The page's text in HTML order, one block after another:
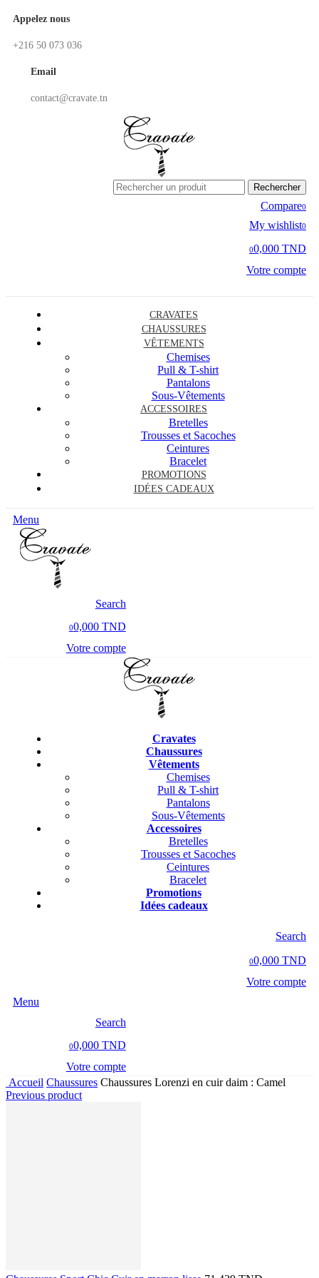
Appelez nous
+216 50 073 036
Email
contact@cravate.tn
Rechercher
Compare0
My wishlist0
00,000 TND
Votre compte
CRAVATES
CHAUSSURES
VÊTEMENTS
Chemises
Pull & T-shirt
Pantalons
Sous-Vêtements
ACCESSOIRES
Bretelles
Trousses et Sacoches
Ceintures
Bracelet
PROMOTIONS
IDÉES CADEAUX
Menu
Search
00,000 TND
Votre compte
Cravates
Chaussures
Vêtements
Chemises
Pull & T-shirt
Pantalons
Sous-Vêtements
Accessoires
Bretelles
Trousses et Sacoches
Ceintures
Bracelet
Promotions
Idées cadeaux
Search
00,000 TND
Votre compte
Menu
Search
00,000 TND
Votre compte
Accueil Chaussures Chaussures Lorenzi en cuir daim : Camel
Previous product